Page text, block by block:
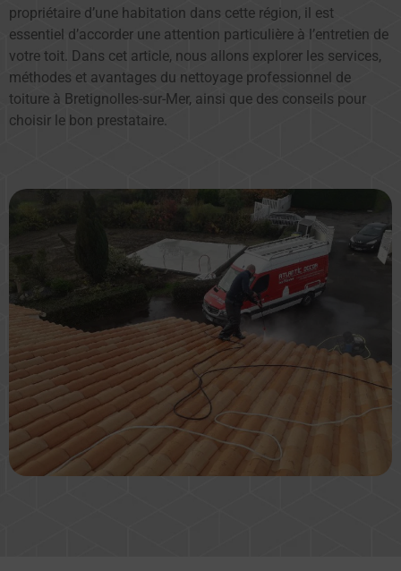
propriétaire d’une habitation dans cette région, il est
essentiel d’accorder une attention particulière à l’entretien de
votre toit. Dans cet article, nous allons explorer les services,
méthodes et avantages du nettoyage professionnel de
toiture à Bretignolles-sur-Mer, ainsi que des conseils pour
choisir le bon prestataire.